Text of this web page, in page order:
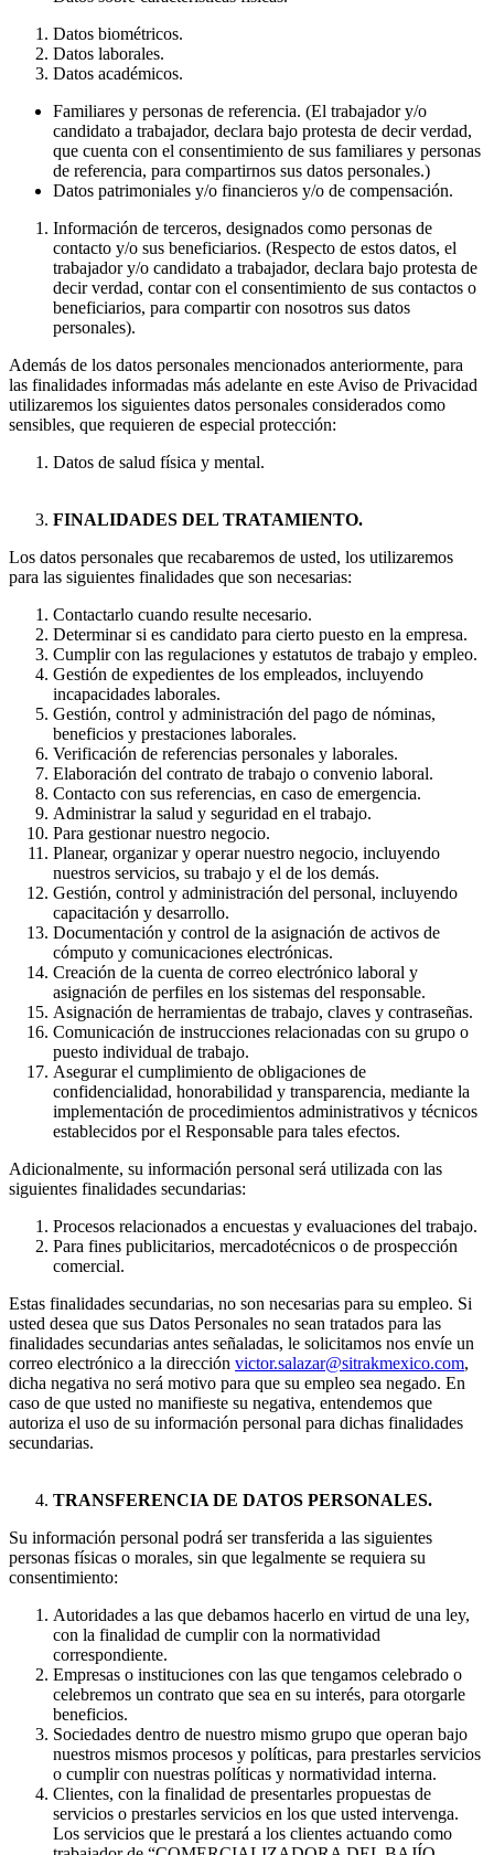
Datos biométricos.
Datos laborales.
Datos académicos.
Familiares y personas de referencia. (El trabajador y/o
candidato a trabajador, declara bajo protesta de decir verdad,
que cuenta con el consentimiento de sus familiares y personas
de referencia, para compartirnos sus datos personales.)
Datos patrimoniales y/o financieros y/o de compensación.
Información de terceros, designados como personas de
contacto y/o sus beneficiarios. (Respecto de estos datos, el
trabajador y/o candidato a trabajador, declara bajo protesta de
decir verdad, contar con el consentimiento de sus contactos o
beneficiarios, para compartir con nosotros sus datos
personales).
Además de los datos personales mencionados anteriormente, para
las finalidades informadas más adelante en este Aviso de Privacidad
utilizaremos los siguientes datos personales considerados como
sensibles, que requieren de especial protección:
Datos de salud física y mental.
FINALIDADES DEL TRATAMIENTO.
Los datos personales que recabaremos de usted, los utilizaremos
para las siguientes finalidades que son necesarias:
Contactarlo cuando resulte necesario.
Determinar si es candidato para cierto puesto en la empresa.
Cumplir con las regulaciones y estatutos de trabajo y empleo.
Gestión de expedientes de los empleados, incluyendo
incapacidades laborales.
Gestión, control y administración del pago de nóminas,
beneficios y prestaciones laborales.
Verificación de referencias personales y laborales.
Elaboración del contrato de trabajo o convenio laboral.
Contacto con sus referencias, en caso de emergencia.
Administrar la salud y seguridad en el trabajo.
Para gestionar nuestro negocio.
Planear, organizar y operar nuestro negocio, incluyendo
nuestros servicios, su trabajo y el de los demás.
Gestión, control y administración del personal, incluyendo
capacitación y desarrollo.
Documentación y control de la asignación de activos de
cómputo y comunicaciones electrónicas.
Creación de la cuenta de correo electrónico laboral y
asignación de perfiles en los sistemas del responsable.
Asignación de herramientas de trabajo, claves y contraseñas.
Comunicación de instrucciones relacionadas con su grupo o
puesto individual de trabajo.
Asegurar el cumplimiento de obligaciones de
confidencialidad, honorabilidad y transparencia, mediante la
implementación de procedimientos administrativos y técnicos
establecidos por el Responsable para tales efectos.
Adicionalmente, su información personal será utilizada con las
siguientes finalidades secundarias:
Procesos relacionados a encuestas y evaluaciones del trabajo.
Para fines publicitarios, mercadotécnicos o de prospección
comercial.
Estas finalidades secundarias, no son necesarias para su empleo. Si
usted desea que sus Datos Personales no sean tratados para las
finalidades secundarias antes señaladas, le solicitamos nos envíe un
correo electrónico a la dirección victor.salazar@sitrakmexico.com,
dicha negativa no será motivo para que su empleo sea negado. En
caso de que usted no manifieste su negativa, entendemos que
autoriza el uso de su información personal para dichas finalidades
secundarias.
TRANSFERENCIA DE DATOS PERSONALES.
Su información personal podrá ser transferida a las siguientes
personas físicas o morales, sin que legalmente se requiera su
consentimiento:
Autoridades a las que debamos hacerlo en virtud de una ley,
con la finalidad de cumplir con la normatividad
correspondiente.
Empresas o instituciones con las que tengamos celebrado o
celebremos un contrato que sea en su interés, para otorgarle
beneficios.
Sociedades dentro de nuestro mismo grupo que operan bajo
nuestros mismos procesos y políticas, para prestarles servicios
o cumplir con nuestras políticas y normatividad interna.
Clientes, con la finalidad de presentarles propuestas de
servicios o prestarles servicios en los que usted intervenga.
Los servicios que le prestará a los clientes actuando como